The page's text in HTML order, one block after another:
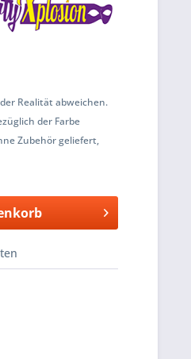
Realität abweichen.
der Farbe
Zubehör geliefert,